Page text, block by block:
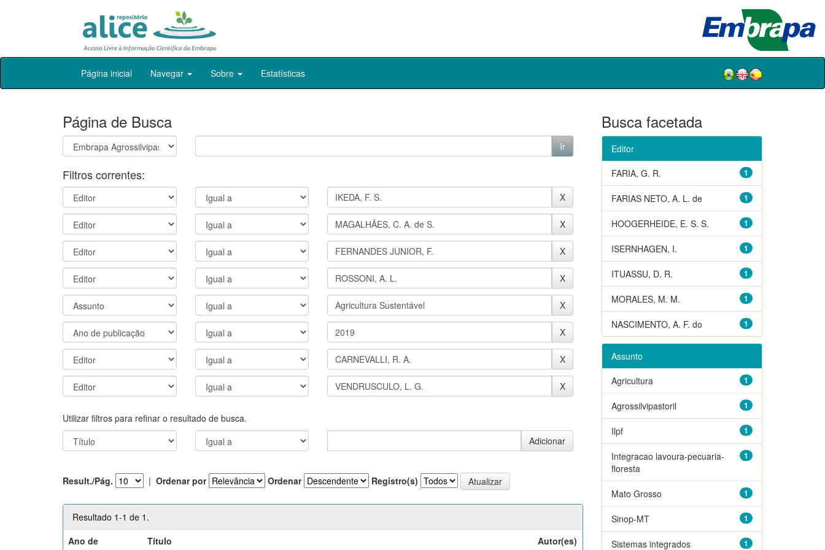
Skip
Página inicial Navegar Sobre Estatísticas
Página de Busca
Filtros correntes:
Utilizar filtros para refinar o resultado de busca.
Result./Pág. | Ordenar por Ordenar Registro(s)
Resultado 1-1 de 1.
Ano de
Título Autor(es)
Busca facetada
Editor
1
FARIA, G. R.
1
FARIAS NETO, A. L. de
1
HOOGERHEIDE, E. S. S.
1
ISERNHAGEN, I.
1
ITUASSU, D. R.
1
MORALES, M. M.
1
NASCIMENTO, A. F. do
Assunto
1
Agricultura
1
Agrossilvipastoril
1
Ilpf
1
Integracao lavoura-pecuaria-
floresta
1
Mato Grosso
1
Sinop-MT
1
Sistemas integrados